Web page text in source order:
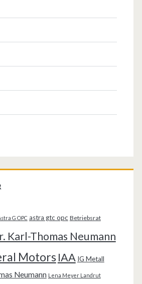
G OPC astra gtc opc Betriebsrat
Karl-Thomas Neumann
Motors IAA IG Metall
Neumann Lena Meyer Landrut